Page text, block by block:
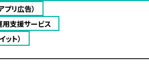
リ広告）
支援サービス
ト）